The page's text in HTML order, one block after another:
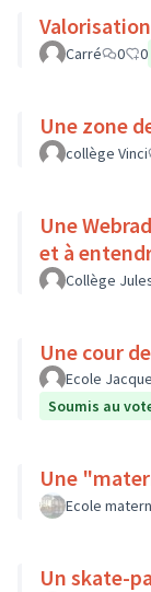
Carré 0 0
Une zone
collège Vinci
Une
et à
Collège
Une cour
Ecole
Soumis au
Une
Ecole
Un skate-